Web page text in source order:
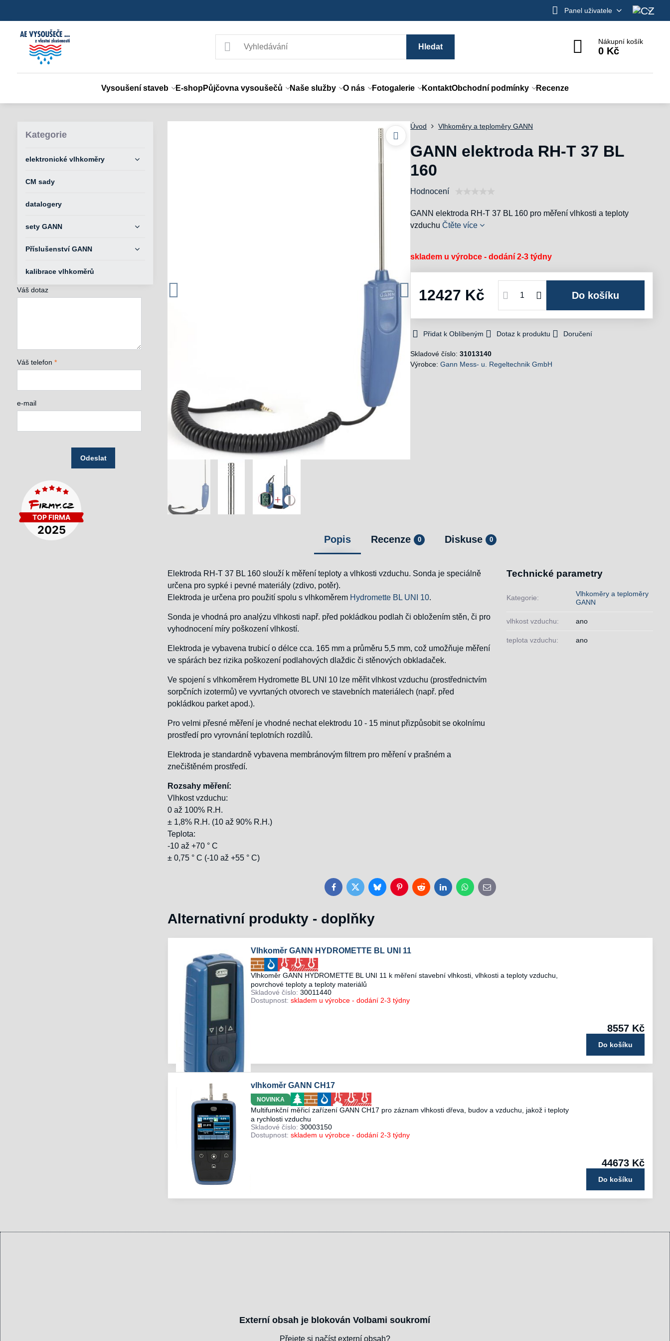
Panel uživatele
Hledat
Nákupní košík
0 Kč
Vysoušení staveb E-shopPůjčovna vysoušečů Naše služby O nás Fotogalerie KontaktObchodní podmínky Recenze
Úvod Vlhkoměry a teploměry GANN
GANN elektroda RH-T 37 BL
160
Hodnocení
GANN elektroda RH-T 37 BL 160 pro měření vlhkosti a teploty
vzduchuČtěte více
skladem u výrobce - dodání 2-3 týdny
12427 Kč Do košíku
Přidat k Oblíbeným Dotaz k produktu Doručení
Skladové číslo:31013140
Výrobce:Gann Mess- u. Regeltechnik GmbH
Popis Recenze 0 Diskuse 0
Elektroda RH-T 37 BL 160 slouží k měření teploty a vlhkosti vzduchu. Sonda je speciálně
určena pro sypké i pevné materiály (zdivo, potěr).
Elektroda je určena pro použití spolu s vlhkoměrem Hydromette BL UNI 10.
Sonda je vhodná pro analýzu vlhkosti např. před pokládkou podlah či obložením stěn, či pro
vyhodnocení míry poškození vlhkostí.
Elektroda je vybavena trubicí o délce cca. 165 mm a průměru 5,5 mm, což umožňuje měření
ve spárách bez rizika poškození podlahových dlaždic či stěnových obkladaček.
Ve spojení s vlhkoměrem Hydromette BL UNI 10 lze měřit vlhkost vzduchu (prostřednictvím
sorpčních izotermů) ve vyvrtaných otvorech ve stavebních materiálech (např. před
pokládkou parket apod.).
Pro velmi přesné měření je vhodné nechat elektrodu 10 - 15 minut přizpůsobit se okolnímu
prostředí pro vyrovnání teplotních rozdílů.
Elektroda je standardně vybavena membránovým filtrem pro měření v prašném a
znečištěném prostředí.
Rozsahy měření:
Vlhkost vzduchu:
0 až 100% R.H.
± 1,8% R.H. (10 až 90% R.H.)
Teplota:
-10 až +70 ° C
± 0,75 ° C (-10 až +55 ° C)
Technické parametry
Kategorie:
Vlhkoměry a teploměry
GANN
vlhkost vzduchu: ano
teplota vzduchu: ano
FacebookTwitterBlueskyPinterestRedditLinkedInWhatsApp
E-
mail
Alternativní produkty - doplňky
Vlhkoměr GANN HYDROMETTE BL UNI 11
Vlhkoměr GANN HYDROMETTE BL UNI 11 k měření stavební vlhkosti, vlhkosti a teploty vzduchu,
povrchové teploty a teploty materiálů
Skladové číslo: 30011440
Dostupnost: skladem u výrobce - dodání 2-3 týdny
8557 Kč
Do košíku
vlhkoměr GANN CH17
NOVINKA
Multifunkční měřicí zařízení GANN CH17 pro záznam vlhkosti dřeva, budov a vzduchu, jakož i teploty
a rychlosti vzduchu
Skladové číslo: 30003150
Dostupnost: skladem u výrobce - dodání 2-3 týdny
44673 Kč
Do košíku
Kategorie
elektronické vlhkoměry
CM sady
datalogery
sety GANN
Příslušenství GANN
kalibrace vlhkoměrů
Váš dotaz
Váš telefon *
e-mail
Odeslat
Externí obsah je blokován Volbami soukromí
Přejete si načíst externí obsah?